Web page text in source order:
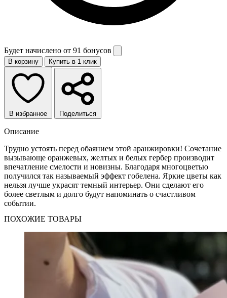
Будет начислено от 91 бонусов
В корзину Купить в 1 клик
В избранное Поделиться
Описание
Трудно устоять перед обаянием этой аранжировки! Сочетание
вызывающе оранжевых, желтых и белых гербер производит
впечатление смелости и новизны. Благодаря многоцветью
получился так называемый эффект гобелена. Яркие цветы как
нельзя лучше украсят темный интерьер. Они сделают его
более светлым и долго будут напоминать о счастливом
событии.
ПОХОЖИЕ ТОВАРЫ